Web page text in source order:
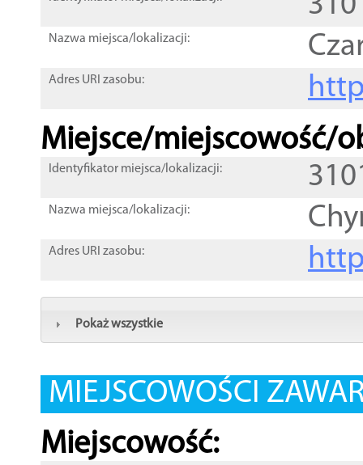
Nazwa miejsca/lokalizacji:
Adres URI zasobu:
Miejsce/miejscowość/
Identyfikator miejsca/lokalizacji:
Nazwa miejsca/lokalizacji:
Adres URI zasobu:
Pokaż wszystkie
MIEJSCOWOŚCI
Miejscowość: